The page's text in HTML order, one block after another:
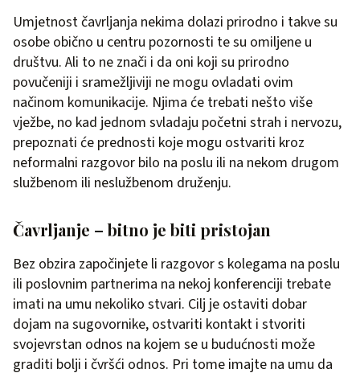
Umjetnost čavrljanja nekima dolazi prirodno i takve su
osobe obično u centru pozornosti te su omiljene u
društvu. Ali to ne znači i da oni koji su prirodno
povučeniji i sramežljiviji ne mogu ovladati ovim
načinom komunikacije. Njima će trebati nešto više
vježbe, no kad jednom svladaju početni strah i nervozu,
prepoznati će prednosti koje mogu ostvariti kroz
neformalni razgovor bilo na poslu ili na nekom drugom
službenom ili neslužbenom druženju.
Čavrljanje – bitno je biti pristojan
Bez obzira započinjete li razgovor s kolegama na poslu
ili poslovnim partnerima na nekoj konferenciji trebate
imati na umu nekoliko stvari. Cilj je ostaviti dobar
dojam na sugovornike, ostvariti kontakt i stvoriti
svojevrstan odnos na kojem se u budućnosti može
graditi bolji i čvršći odnos. Pri tome imajte na umu da